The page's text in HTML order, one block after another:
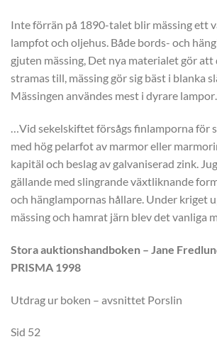
Inte förrän på 1890-talet blir mässing ett
lampfot och oljehus. Både bords- och
gjuten mässing, Det nya materialet gör att
stramas till, mässing gör sig bäst i blanka
Mässingen användes mest i dyrare
…Vid sekelskiftet försågs finlamporna för
med hög pelarfot av marmor eller
kapitäl och beslag av galvaniserad zink.
gällande med slingrande växtliknande
och hänglampornas hållare. Under kriget
mässing och hamrat järn blev det vanliga
Stora auktionshandboken – Jane
PRISMA 1998
Utdrag ur boken – avsnittet Porslin
Sid 52